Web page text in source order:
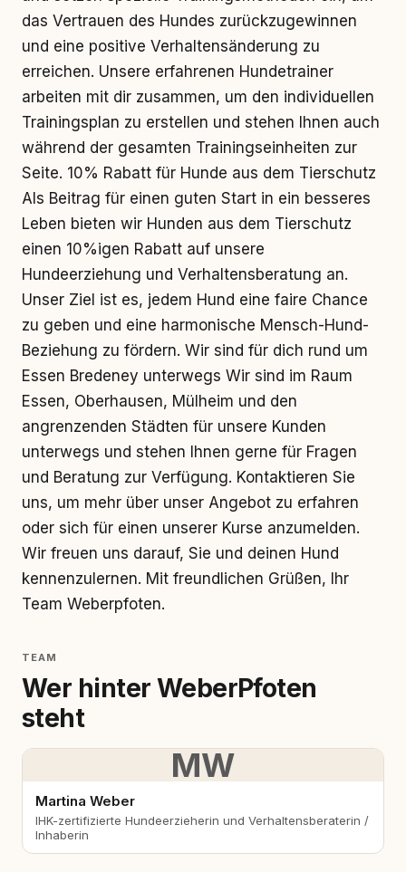
das Vertrauen des Hundes zurückzugewinnen
und eine positive Verhaltensänderung zu
erreichen. Unsere erfahrenen Hundetrainer
arbeiten mit dir zusammen, um den individuellen
Trainingsplan zu erstellen und stehen Ihnen auch
während der gesamten Trainingseinheiten zur
Seite. 10% Rabatt für Hunde aus dem Tierschutz
Als Beitrag für einen guten Start in ein besseres
Leben bieten wir Hunden aus dem Tierschutz
einen 10%igen Rabatt auf unsere
Hundeerziehung und Verhaltensberatung an.
Unser Ziel ist es, jedem Hund eine faire Chance
zu geben und eine harmonische Mensch-Hund-
Beziehung zu fördern. Wir sind für dich rund um
Essen Bredeney unterwegs Wir sind im Raum
Essen, Oberhausen, Mülheim und den
angrenzenden Städten für unsere Kunden
unterwegs und stehen Ihnen gerne für Fragen
und Beratung zur Verfügung. Kontaktieren Sie
uns, um mehr über unser Angebot zu erfahren
oder sich für einen unserer Kurse anzumelden.
Wir freuen uns darauf, Sie und deinen Hund
kennenzulernen. Mit freundlichen Grüßen, Ihr
Team Weberpfoten.
TEAM
Wer hinter WeberPfoten
steht
MW
Martina Weber
IHK-zertifizierte Hundeerzieherin und Verhaltensberaterin /
Inhaberin